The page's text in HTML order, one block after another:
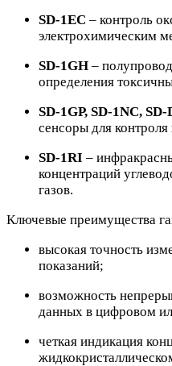
SD-1EC – контроль
электрохимическим
SD-1GH –
определения
SD-1GP, SD-1NC, SD-
сенсоры для
SD-1RI –
концентраций
газов.
Ключевые преимущества
высокая точность
показаний;
возможность
данных в цифровом
четкая индикация